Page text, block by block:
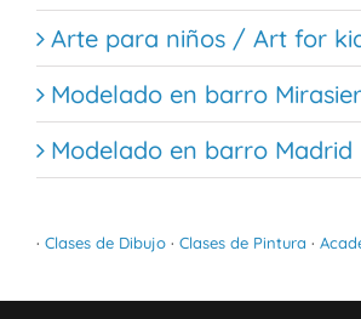
Arte para niños / Art for
Modelado en barro
Modelado en barro Madrid
· Clases de Dibujo · Clases de Pintura ·